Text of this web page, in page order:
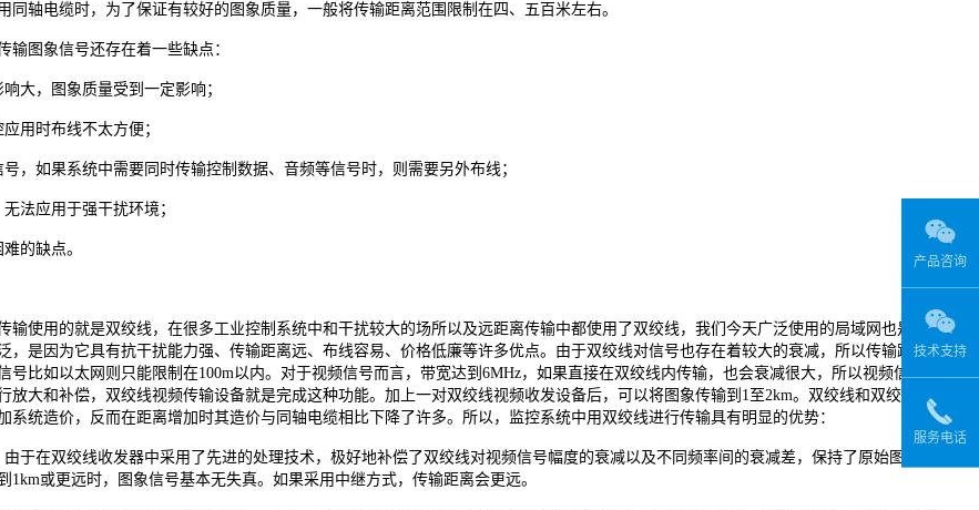
同轴电缆时，为了保证有较好的图象质量，一般将传输距离范围限制在四、五百米左右。
图象信号还存在着一些缺点：
，图象质量受到一定影响；
用时布线不太方便；
如果系统中需要同时传输控制数据、音频等信号时，则需要另外布线；
应用于强干扰环境；
的缺点。
使用的就是双绞线，在很多工业控制系统中和干扰较大的场所以及远距离传输中都使用了双绞线，我们今天广泛使用的局域网也是使用双
，是因为它具有抗干扰能力强、传输距离远、布线容易、价格低廉等许多优点。由于双绞线对信号也存在着较大的衰减，所以传输距离远
号比如以太网则只能限制在100m以内。对于视频信号而言，带宽达到6MHz，如果直接在双绞线内传输，也会衰减很大，所以视频信号在双
放大和补偿，双绞线视频传输设备就是完成这种功能。加上一对双绞线视频收发设备后，可以将图象传输到1至2km。双绞线和双绞线视频传
系统造价，反而在距离增加时其造价与同轴电缆相比下降了许多。所以，监控系统中用双绞线进行传输具有明显的优势：
在双绞线收发器中采用了先进的处理技术，极好地补偿了双绞线对视频信号幅度的衰减以及不同频率间的衰减差，保持了原始图象的亮度
1km或更远时，图象信号基本无失真。如果采用中继方式，传输距离会更远。
产品咨询
技术支持
服务电话